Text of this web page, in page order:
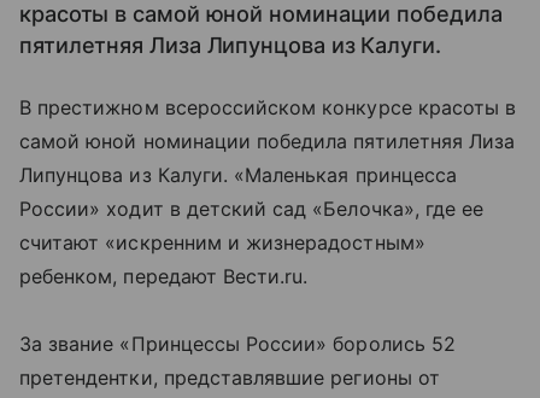
красоты в самой юной номинации победила
пятилетняя Лиза Липунцова из Калуги.
В престижном всероссийском конкурсе красоты в
самой юной номинации победила пятилетняя Лиза
Липунцова из Калуги. «Маленькая принцесса
России» ходит в детский сад «Белочка», где ее
считают «искренним и жизнерадостным»
ребенком, передают Вести.ru.
За звание «Принцессы России» боролись 52
претендентки, представлявшие регионы от